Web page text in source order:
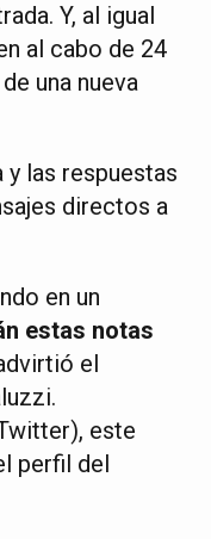
Y, al igual
al cabo de 24
una nueva
las respuestas
directos a
en un
estas notas
el
este
perfil del